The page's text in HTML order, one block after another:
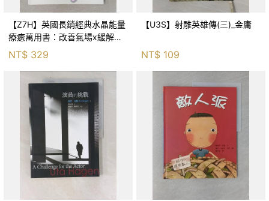
【Z7H】英國長銷經典水晶能量
療癒萬用書：改善氣場x緩解疼
痛x穩定身心x增加財富x促進人
緣，250種水晶礦石給你最完整
的生活對策_菲利
NT$ 329
【U3S】射雕英雄傳(三)_金庸
NT$ 109